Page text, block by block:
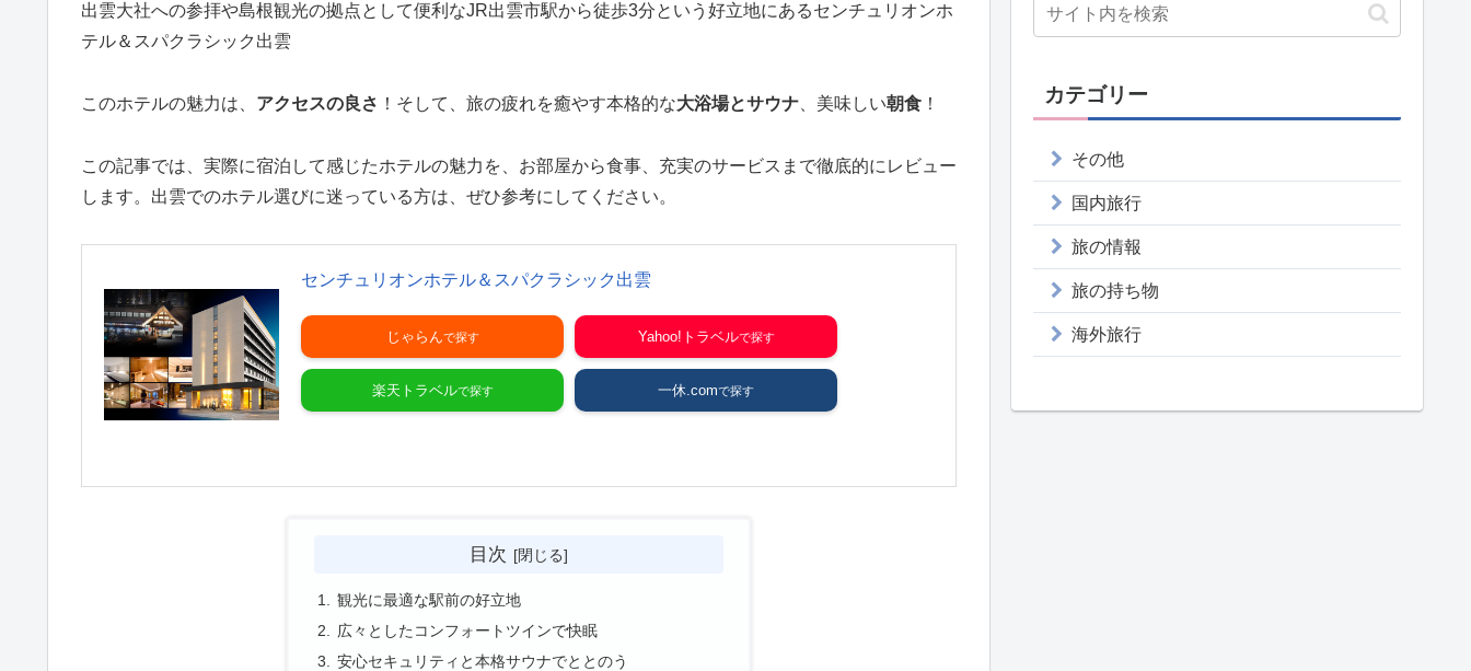
出雲大社への参拝や島根観光の拠点として便利なJR出雲市駅から徒歩3分という好立地にあるセンチュリオンホ
テル＆スパクラシック出雲
このホテルの魅力は、 アクセスの良さ ！そして、旅の疲れを癒やす本格的な大浴場とサウナ 、美味しい朝食 ！
この記事では、実際に宿泊して感じたホテルの魅力を、お部屋から食事、充実のサービスまで徹底的にレビュー
します。出雲でのホテル選びに迷っている方は、ぜひ参考にしてください。
センチュリオンホテル＆スパクラシック出雲
じゃらん Yahoo!トラベル
楽天トラベル 一休.com
目次
観光に最適な駅前の好立地
広々としたコンフォートツインで快眠
安心セキュリティと本格サウナでととのう
カテゴリー
その他
国内旅行
旅の情報
旅の持ち物
海外旅行